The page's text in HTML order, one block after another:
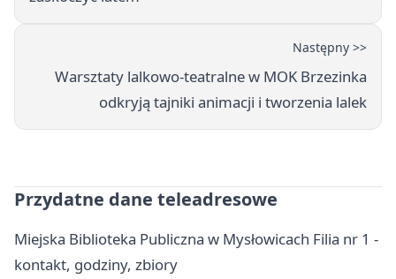
Następny >>
Warsztaty lalkowo-teatralne w MOK Brzezinka
odkryją tajniki animacji i tworzenia lalek
Przydatne dane teleadresowe
Miejska Biblioteka Publiczna w Mysłowicach Filia nr 1 -
kontakt, godziny, zbiory